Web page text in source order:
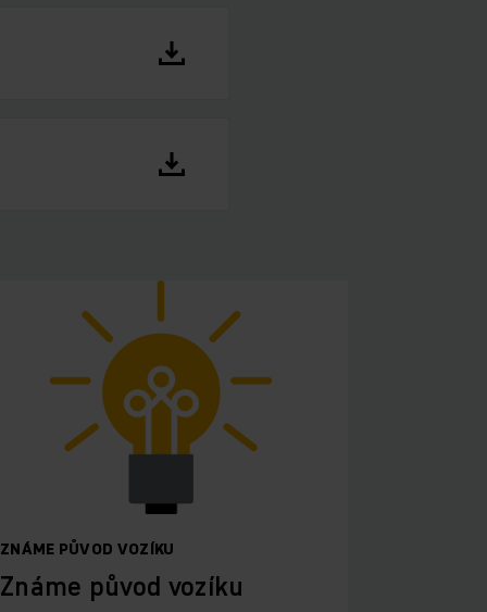
ZNÁME PŮVOD VOZÍKU
Známe původ vozíku